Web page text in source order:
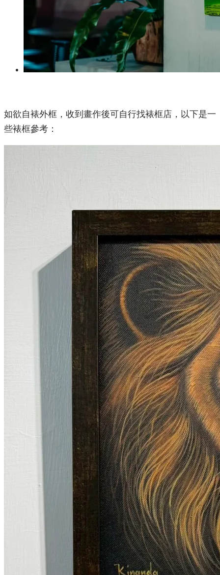
如欲自裱外框，收到畫作後可自行找裱框店，以下是一
些裱框參考：